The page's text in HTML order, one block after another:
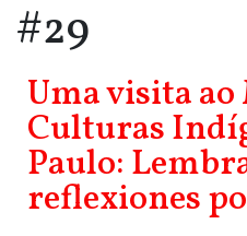
#29
Uma visita ao
Culturas
Paulo:
reflexiones